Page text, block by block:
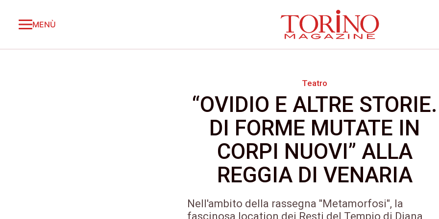
MENÙ
Teatro
“OVIDIO E ALTRE STORIE.
DI FORME MUTATE IN
CORPI NUOVI” ALLA
REGGIA DI VENARIA
Nell'ambito della rassegna "Metamorfosi", la
fascinosa location dei Resti del Tempio di Diana